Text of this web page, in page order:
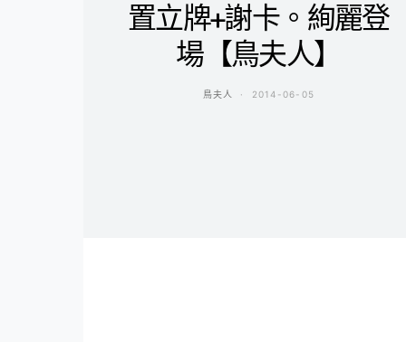
置立牌+謝卡。絢麗登
場【鳥夫人】
鳥夫人 2014-06-05